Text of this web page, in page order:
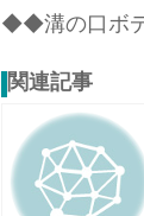
◆◆溝の口ボ
関連記事